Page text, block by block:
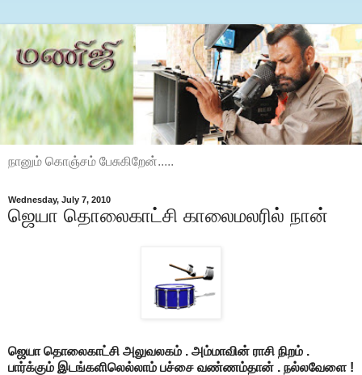
நானும் கொஞ்சம் பேசுகிறேன்.....
Wednesday, July 7, 2010
ஜெயா தொலைகாட்சி காலைமலரில் நான்
ஜெயா தொலைகாட்சி அலுவலகம் . அம்மாவின் ராசி நிறம் .
பார்க்கும் இடங்களிலெல்லாம் பச்சை வண்ணம்தான் . நல்லவேளை !